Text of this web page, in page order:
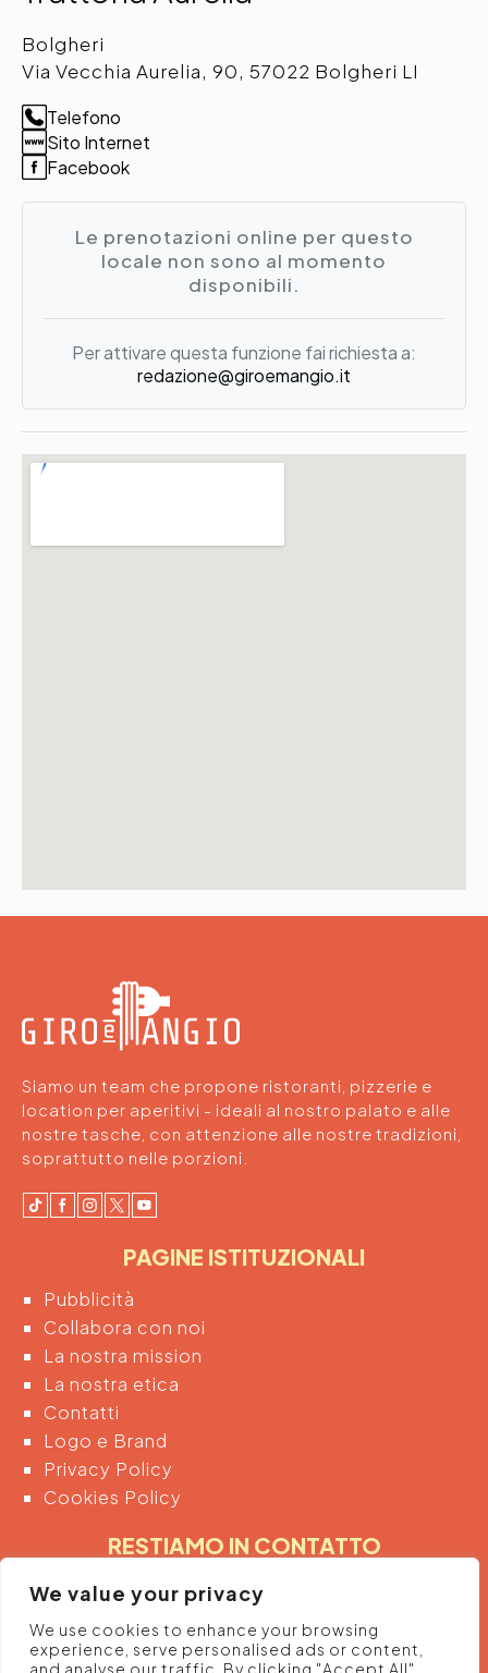
We value your privacy
We use cookies to enhance your browsing
experience, serve personalised ads or content,
and analyse our traffic. By clicking "Accept All",
Bolgheri
Via Vecchia Aurelia, 90, 57022 Bolgheri LI
Telefono
Sito Internet
Facebook
Le prenotazioni online per questo
locale non sono al momento
disponibili.
Per attivare questa funzione fai richiesta a:
redazione@giroemangio.it
Siamo un team che propone ristoranti, pizzerie e
location per aperitivi - ideali al nostro palato e alle
nostre tasche, con attenzione alle nostre tradizioni,
soprattutto nelle porzioni.
PAGINE ISTITUZIONALI
Pubblicità
Collabora con noi
La nostra mission
La nostra etica
Contatti
Logo e Brand
Privacy Policy
Cookies Policy
RESTIAMO IN CONTATTO
Inserendo di seguito la tua email acconsenti
automaticamente al trattamento dei tuoi dati
personali per ricevere informazioni e promozioni
dalla piattaforma.